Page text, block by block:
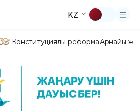
KZ
Конституциялық реформаАрнайы